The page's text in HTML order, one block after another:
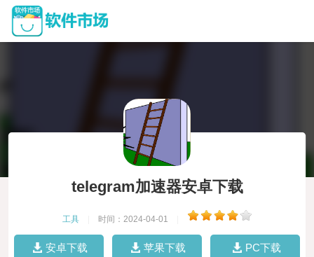
telegram加速器安卓下载
工具 时间：2024-04-01
安卓下载 苹果下载 PC下载